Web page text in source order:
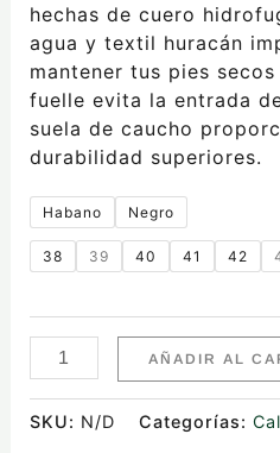
hechas de cuero
agua y textil huracán
mantener tus pies
fuelle evita la entrada
suela de caucho
durabilidad superiores.
Habano Negro
38 39 40 41 42
AÑADIR AL
SKU: N/D Categorías: